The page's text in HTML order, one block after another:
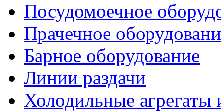
Посудомоечное
Прачечное
Барное оборудование
Линии раздачи
Холодильные агрегаты